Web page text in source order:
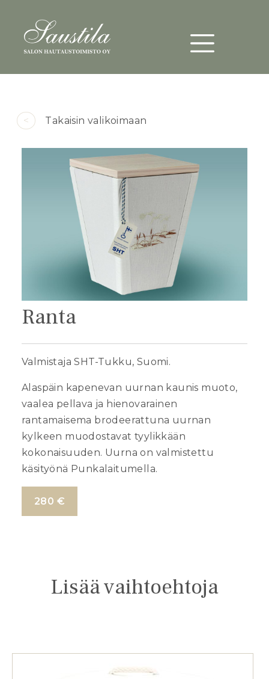
Päävalikko
< Takaisin valikoimaan
Ranta
Valmistaja SHT-Tukku, Suomi.
Alaspäin kapenevan uurnan kaunis muoto,
vaalea pellava ja hienovarainen
rantamaisema brodeerattuna uurnan
kylkeen muodostavat tyylikkään
kokonaisuuden. Uurna on valmistettu
käsityönä Punkalaitumella.
280 €
Lisää vaihtoehtoja